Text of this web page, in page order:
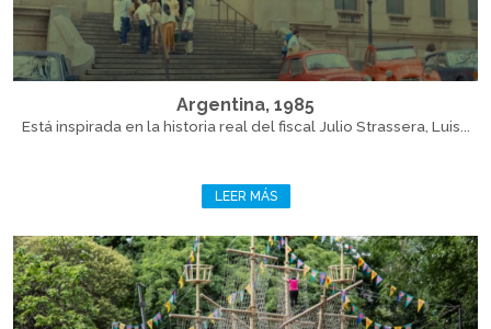
Argentina, 1985
Está inspirada en la historia real del fiscal Julio Strassera, Luis...
LEER MÁS